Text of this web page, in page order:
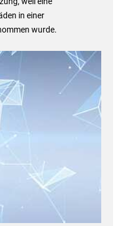
in einer
wurde.